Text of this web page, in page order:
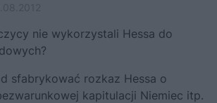
nie wykorzystali Hessa do
sfabrykować rozkaz Hessa o
kapitulacji Niemiec itp.